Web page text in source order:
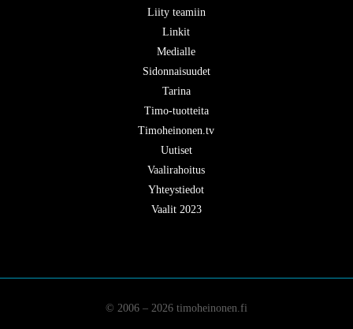
Liity teamiin
Linkit
Medialle
Sidonnaisuudet
Tarina
Timo-tuotteita
Timoheinonen.tv
Uutiset
Vaalirahoitus
Yhteystiedot
Vaalit 2023
© 2006 – 2026 timoheinonen.fi